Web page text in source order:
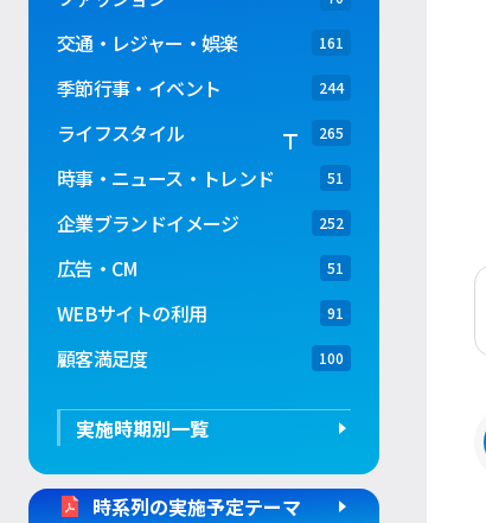
交通・レジャー・娯楽 161
季節行事・イベント 244
ライフスタイル 265
時事・ニュース・トレンド 51
企業ブランドイメージ 252
広告・CM 51
WEBサイトの利用 91
顧客満足度 100
実施時期別一覧
時系列の実施予定テーマ